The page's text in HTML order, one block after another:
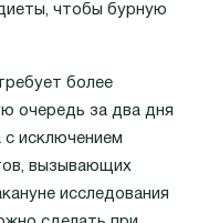
чтобы бурную
более
очередь за два дня
с исключением
вызывающих
исследования